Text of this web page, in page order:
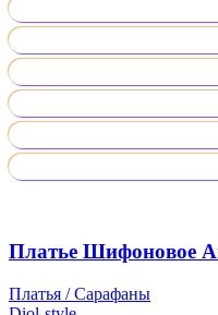
Платье Шифоновое
Платья / Сарафаны